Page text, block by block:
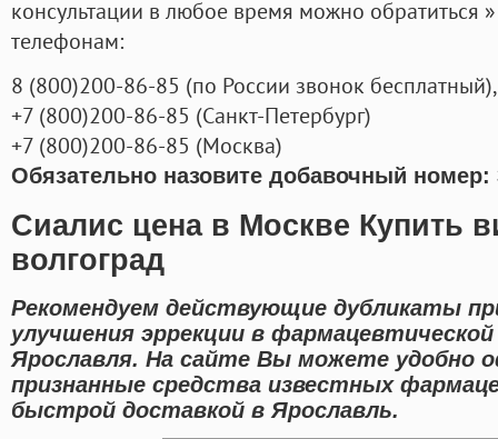
консультации в любое время можно обратиться
телефонам:
8 (800)200-86-85 (по России звонок бесплатный),
+7 (800)200-86-85 (Санкт-Петербург)
+7 (800)200-86-85 (Москва)
Обязательно назовите добавочный номер:
Сиалис цена в Москве Купить
волгоград
Рекомендуем действующие дубликаты
улучшения эррекции в фармацевтической
Ярославля. На сайте Вы можете удобно
признанные средства известных
быстрой доставкой в Ярославль.